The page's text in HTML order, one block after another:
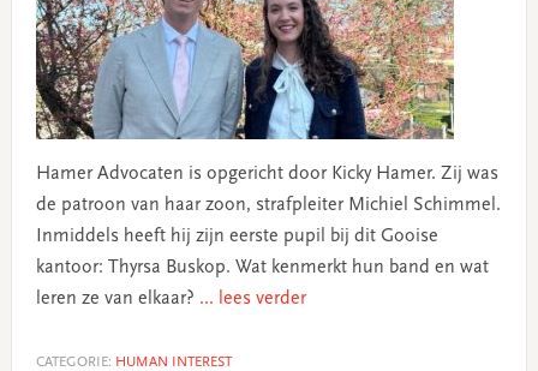
Hamer Advocaten is opgericht door Kicky Hamer. Zij was
de patroon van haar zoon, strafpleiter Michiel Schimmel.
Inmiddels heeft hij zijn eerste pupil bij dit Gooise
kantoor: Thyrsa Buskop. Wat kenmerkt hun band en wat
leren ze van elkaar? ... lees verder
CATEGORIE: HUMAN INTEREST